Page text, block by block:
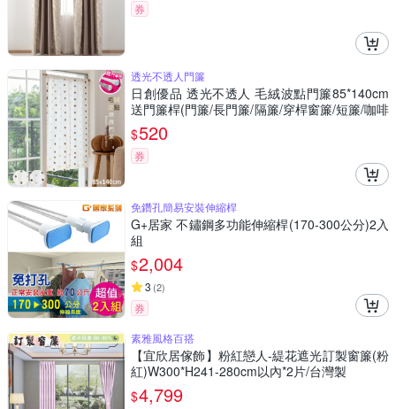
券
透光不透人門簾
日創優品 透光不透人 毛絨波點門簾85*140cm
送門簾桿(門簾/長門簾/隔簾/穿桿窗簾/短簾/咖啡
簾)
$520
券
免鑽孔簡易安裝伸縮桿
G+居家 不鏽鋼多功能伸縮桿(170-300公分)2入
組
$2,004
3 (2)
券
素雅風格百搭
【宜欣居傢飾】粉紅戀人-緹花遮光訂製窗簾(粉
紅)W300*H241-280cm以內*2片/台灣製
$4,799